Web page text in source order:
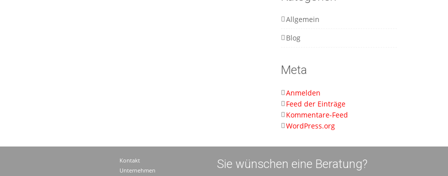
Allgemein
Blog
Meta
Anmelden
Feed der Einträge
Kommentare-Feed
WordPress.org
Kontakt
Unternehmen
Sie wünschen eine Beratung?